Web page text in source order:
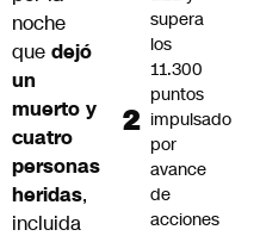
noche
que dejó
un
muerto y
cuatro
personas
heridas,
incluida
supera
los
11.300
puntos
impulsado
por
avance
de
acciones